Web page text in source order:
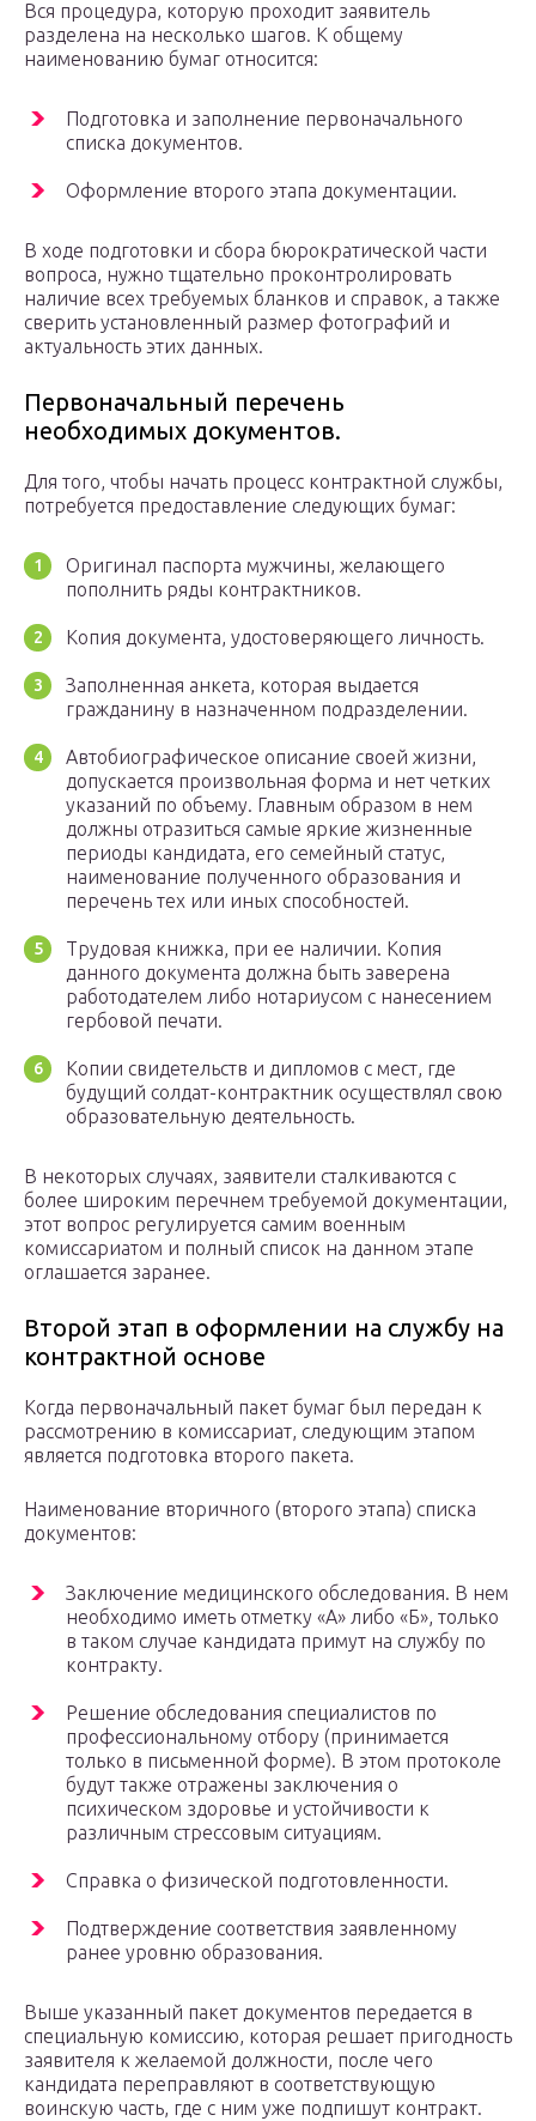
Вся процедура, которую проходит заявитель
разделена на несколько шагов. К общему
наименованию бумаг относится:
Подготовка и заполнение первоначального
списка документов.
Оформление второго этапа документации.
В ходе подготовки и сбора бюрократической части
вопроса, нужно тщательно проконтролировать
наличие всех требуемых бланков и справок, а также
сверить установленный размер фотографий и
актуальность этих данных.
Первоначальный перечень
необходимых документов.
Для того, чтобы начать процесс контрактной службы,
потребуется предоставление следующих бумаг:
Оригинал паспорта мужчины, желающего
пополнить ряды контрактников.
Копия документа, удостоверяющего личность.
Заполненная анкета, которая выдается
гражданину в назначенном подразделении.
Автобиографическое описание своей жизни,
допускается произвольная форма и нет четких
указаний по объему. Главным образом в нем
должны отразиться самые яркие жизненные
периоды кандидата, его семейный статус,
наименование полученного образования и
перечень тех или иных способностей.
Трудовая книжка, при ее наличии. Копия
данного документа должна быть заверена
работодателем либо нотариусом с нанесением
гербовой печати.
Копии свидетельств и дипломов с мест, где
будущий солдат-контрактник осуществлял свою
образовательную деятельность.
В некоторых случаях, заявители сталкиваются с
более широким перечнем требуемой документации,
этот вопрос регулируется самим военным
комиссариатом и полный список на данном этапе
оглашается заранее.
Второй этап в оформлении на службу на
контрактной основе
Когда первоначальный пакет бумаг был передан к
рассмотрению в комиссариат, следующим этапом
является подготовка второго пакета.
Наименование вторичного (второго этапа) списка
документов:
Заключение медицинского обследования. В нем
необходимо иметь отметку «А» либо «Б», только
в таком случае кандидата примут на службу по
контракту.
Решение обследования специалистов по
профессиональному отбору (принимается
только в письменной форме). В этом протоколе
будут также отражены заключения о
психическом здоровье и устойчивости к
различным стрессовым ситуациям.
Справка о физической подготовленности.
Подтверждение соответствия заявленному
ранее уровню образования.
Выше указанный пакет документов передается в
специальную комиссию, которая решает пригодность
заявителя к желаемой должности, после чего
кандидата переправляют в соответствующую
воинскую часть, где с ним уже подпишут контракт.